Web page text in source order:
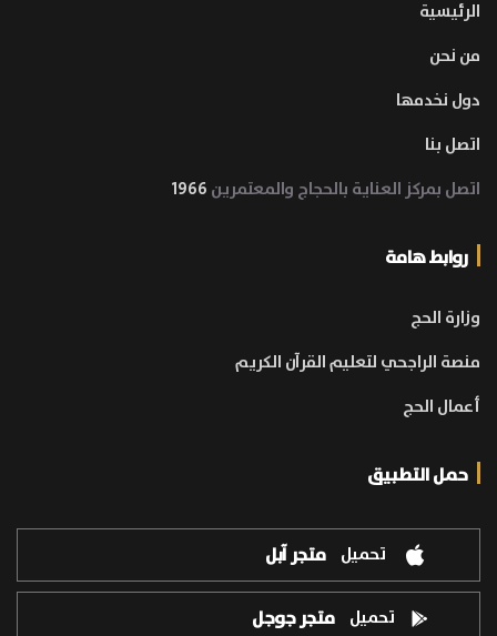
الرئيسية
من نحن
دول نخدمها
اتصل بنا
اتصل بمركز العناية بالحجاج والمعتمرين 1966
روابط هامة
وزارة الحج
منصة الراجحي لتعليم القرآن الكريم
أعمال الحج
حمل التطبيق
تحميل متجر آبل
تحميل متجر جوجل